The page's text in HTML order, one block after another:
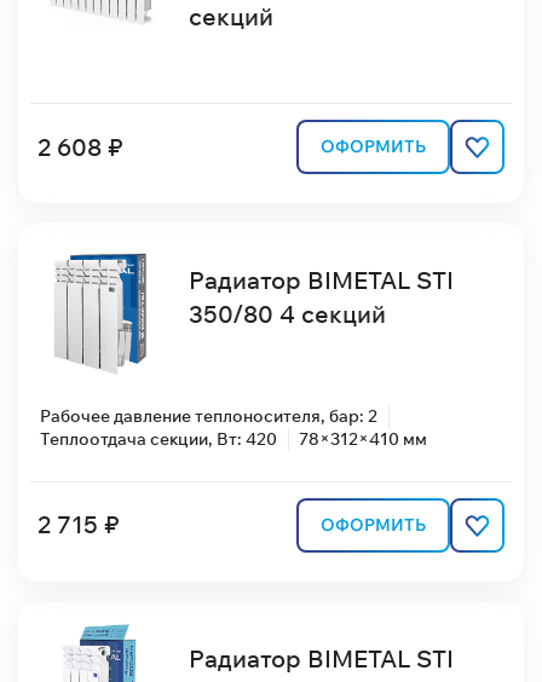
секций
2 608 ₽ ОФОРМИТЬ
Радиатор BIMETAL STI
350/80 4 секций
Рабочее давление теплоносителя, бар: 2
Теплоотдача секции, Вт: 420
78×312×410 мм
2 715 ₽ ОФОРМИТЬ
Радиатор BIMETAL STI